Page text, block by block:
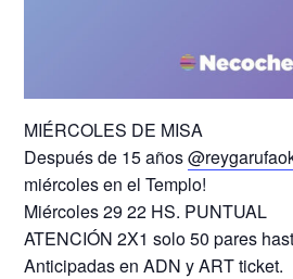
MIÉRCOLES DE MISA
Después de 15 años
miércoles en el Templo!
Miércoles 29 22 HS. PUNTUAL
ATENCIÓN 2X1 solo 50 pares
Anticipadas en ADN y ART ticket.